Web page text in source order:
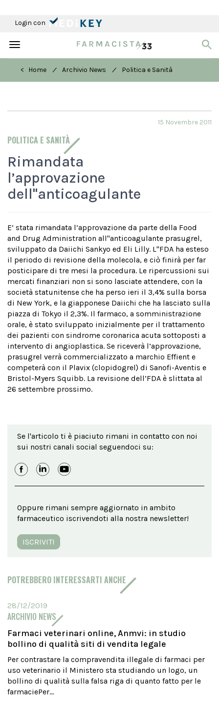
Login con
Toggle
< Home
/ Archivio News / Politica e Sanità
POLITICA E SANITÀ
15 Novembre 2011
Rimandata
l’approvazione
dell''anticoagulante
E’ stata rimandata l’approvazione da parte della Food
and Drug Administration all''anticoagulante prasugrel,
sviluppato da Daiichi Sankyo ed Eli Lilly. L''FDA ha esteso
il periodo di revisione della molecola, e ciò finirà per far
posticipare di tre mesi la procedura. Le ripercussioni sui
mercati finanziari non si sono lasciate attendere, con la
società statunitense che ha perso ieri il 3,4% sulla borsa
di New York, e la giapponese Daiichi che ha lasciato sulla
piazza di Tokyo il 2,3%. Il farmaco, a somministrazione
orale, è stato sviluppato inizialmente per il trattamento
dei pazienti con sindrome coronarica acuta sottoposti a
intervento di angioplastica. Se riceverà l’approvazione,
prasugrel verrà commercializzato a marchio Effient e
competerà con il Plavix (clopidogrel) di Sanofi-Aventis e
Bristol-Myers Squibb. La revisione dell’FDA è slittata al
26 settembre prossimo.
Se l'articolo ti è piaciuto rimani in contatto con noi
sui nostri canali social seguendoci su:
Oppure rimani sempre aggiornato in ambito
farmaceutico iscrivendoti alla nostra newsletter!
ISCRIVITI
POTREBBERO INTERESSARTI ANCHE
28/12/2019
ARCHIVIO NEWS
Farmaci veterinari online, Anmvi: in studio
bollino di qualità siti di vendita legale
Per contrastare la compravendita illegale di farmaci per
uso veterinario il Ministero sta studiando un logo, un
bollino di qualità sulla falsa riga di quanto fatto per le
farmaciePer...